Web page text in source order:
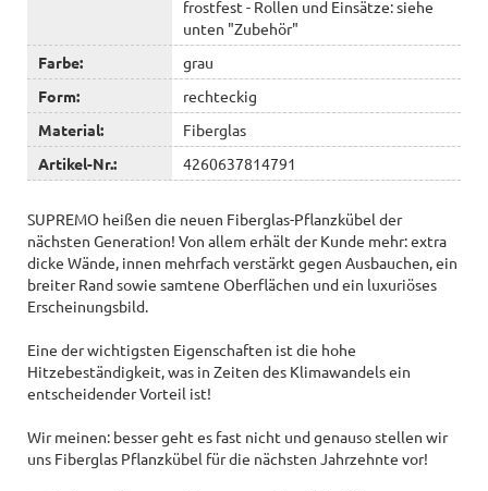
frostfest - Rollen und Einsätze: siehe
unten "Zubehör"
Farbe:
grau
Form:
rechteckig
Material:
Fiberglas
Artikel-Nr.:
4260637814791
SUPREMO heißen die neuen Fiberglas-Pflanzkübel der
nächsten Generation! Von allem erhält der Kunde mehr: extra
dicke Wände, innen mehrfach verstärkt gegen Ausbauchen, ein
breiter Rand sowie samtene Oberflächen und ein luxuriöses
Erscheinungsbild.
Eine der wichtigsten Eigenschaften ist die hohe
Hitzebeständigkeit, was in Zeiten des Klimawandels ein
entscheidender Vorteil ist!
Wir meinen: besser geht es fast nicht und genauso stellen wir
uns Fiberglas Pflanzkübel für die nächsten Jahrzehnte vor!